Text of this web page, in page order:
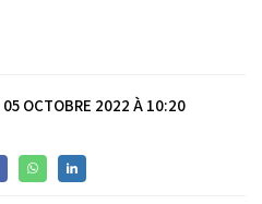
05 OCTOBRE 2022 À 10:20